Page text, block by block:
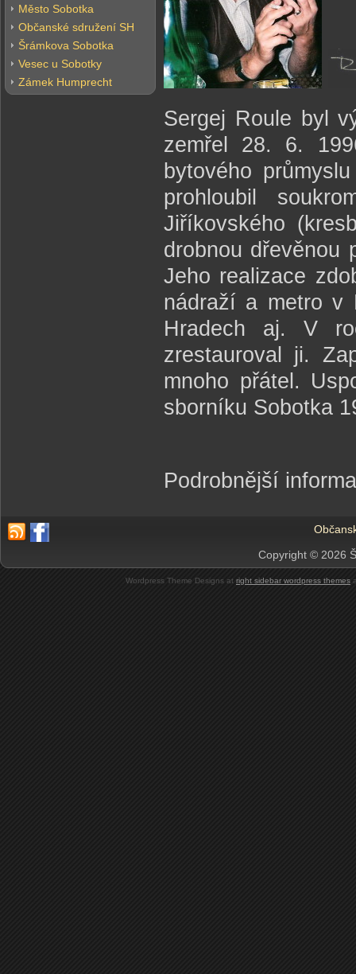
Město Sobotka
Občanské sdružení SH
Šrámkova Sobotka
Vesec u Sobotky
Zámek Humprecht
Sergej Roule byl
zemřel 28. 6.
bytového
prohloubil
Jiříkovského
drobnou dřevěnou
Jeho realizace
nádraží a metro v
Hradech aj. V
zrestauroval ji.
mnoho přátel.
sborníku Sobotka
Podrobnější
Copyright © 2026
Wordpress Theme Designs at right sidebar wordpress themes